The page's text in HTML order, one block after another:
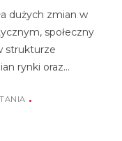
dużych zmian w
społeczny
strukturze
rynki oraz…